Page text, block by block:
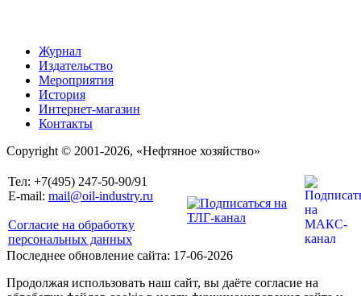
Журнал
Издательство
Мероприятия
История
Интернет-магазин
Контакты
Copyright © 2001-2026, «Нефтяное хозяйство»
Тел: +7(495) 247-50-90/91
E-mail: mail@oil-industry.ru
Согласие на обработку
персональных данных
Последнее обновление сайта: 17-06-2026
Продолжая использовать наш сайт, вы даёте согласие на